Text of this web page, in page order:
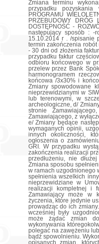
Zmiana terminu
przypadku
PROGRAMU
PRZEBUDOWY DRÓG
DOSTĘPNOŚĆ -
następujący sposób : -
15.10.2014 r . /spisanie
termin zakończenia robót
- 30 dni od złożenia
przypadku faktur
odbioru końcowego w
przelew przez Bank
harmonogramem
końcowa /3x30% i
Zmiany spowodowane
nieprzewidzianymi w
lub terenowymi, w
archeologiczne, d/
stronie
Zamawiającego, z
e/ Zmiany będące
wymaganych opinii,
innych okoliczności,
ogłoszenia o
GRI. W przypadku
zakończenia realizacji
przedłużeniu, nie
Zmiana sposobu
w ramach uzgodnionego
spełnienia wszelkich
nieprzewidziane w
realizacji kompletnej i
Zamawiający może w
życzenia, które jedynie
prowadząc do ich
wcześniej były
może żądać zmian
wykonywania
polegać na zawężeniu
bądź spowolnieniu.
opisanych zmian,